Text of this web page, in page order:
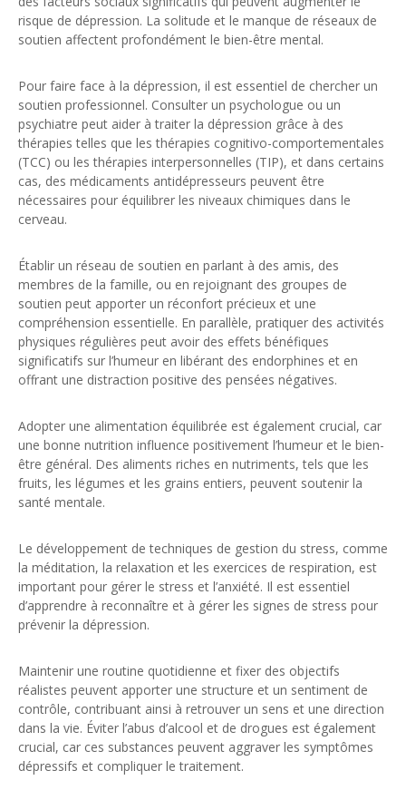
risque de dépression. La solitude et le manque de réseaux de
soutien affectent profondément le bien-être mental.
Pour faire face à la dépression, il est essentiel de chercher un
soutien professionnel. Consulter un psychologue ou un
psychiatre peut aider à traiter la dépression grâce à des
thérapies telles que les thérapies cognitivo-comportementales
(TCC) ou les thérapies interpersonnelles (TIP), et dans certains
cas, des médicaments antidépresseurs peuvent être
nécessaires pour équilibrer les niveaux chimiques dans le
cerveau.
Établir un réseau de soutien en parlant à des amis, des
membres de la famille, ou en rejoignant des groupes de
soutien peut apporter un réconfort précieux et une
compréhension essentielle. En parallèle, pratiquer des activités
physiques régulières peut avoir des effets bénéfiques
significatifs sur l’humeur en libérant des endorphines et en
offrant une distraction positive des pensées négatives.
Adopter une alimentation équilibrée est également crucial, car
une bonne nutrition influence positivement l’humeur et le bien-
être général. Des aliments riches en nutriments, tels que les
fruits, les légumes et les grains entiers, peuvent soutenir la
santé mentale.
Le développement de techniques de gestion du stress, comme
la méditation, la relaxation et les exercices de respiration, est
important pour gérer le stress et l’anxiété. Il est essentiel
d’apprendre à reconnaître et à gérer les signes de stress pour
prévenir la dépression.
Maintenir une routine quotidienne et fixer des objectifs
réalistes peuvent apporter une structure et un sentiment de
contrôle, contribuant ainsi à retrouver un sens et une direction
dans la vie. Éviter l’abus d’alcool et de drogues est également
crucial, car ces substances peuvent aggraver les symptômes
dépressifs et compliquer le traitement.